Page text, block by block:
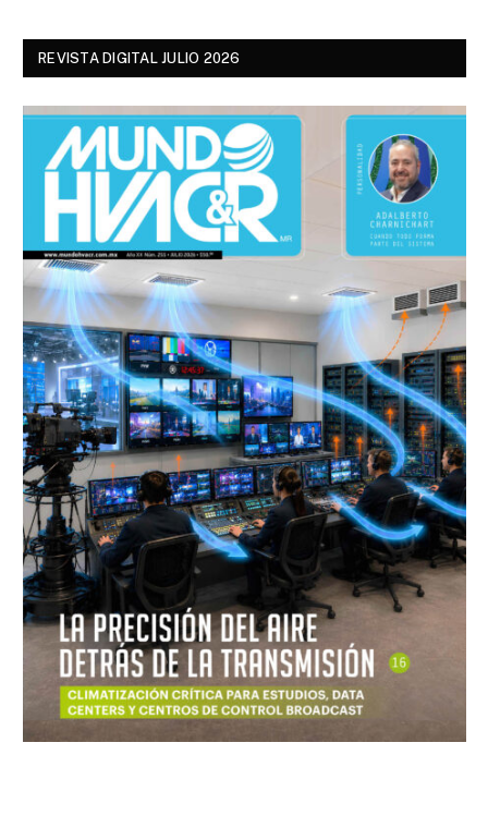
REVISTA DIGITAL JULIO 2026